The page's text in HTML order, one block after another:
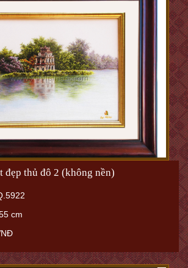
đẹp thủ đô 2 (không nền)
cm